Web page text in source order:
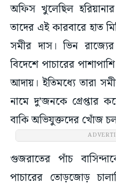
অফিস খুলেছিল
তাদের এই কারবারে হাত
সমীর দাস। ভিন
বিদেশে পাচারের
আদায়। ইতিমধ্যে তারা
নামে দু’জনকে গ্রেপ্তার
বাকি অভিযুক্তদের খোঁজ
গুজরাতের পাঁচ
পাচারের তোড়জোড়